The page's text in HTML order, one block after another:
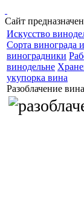
Сайт
Искусство
Сорта винограда и
виноградники
винодельне
укупорка вина
Разоблачение вина